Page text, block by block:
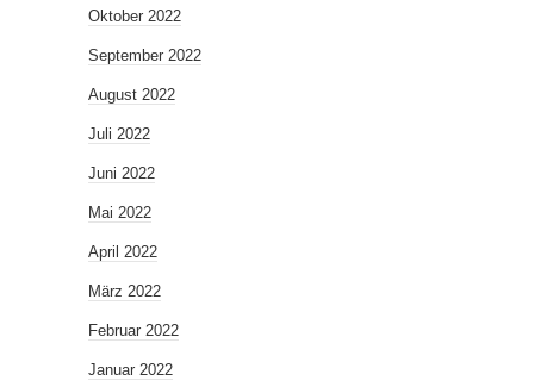
Oktober 2022
September 2022
August 2022
Juli 2022
Juni 2022
Mai 2022
April 2022
März 2022
Februar 2022
Januar 2022